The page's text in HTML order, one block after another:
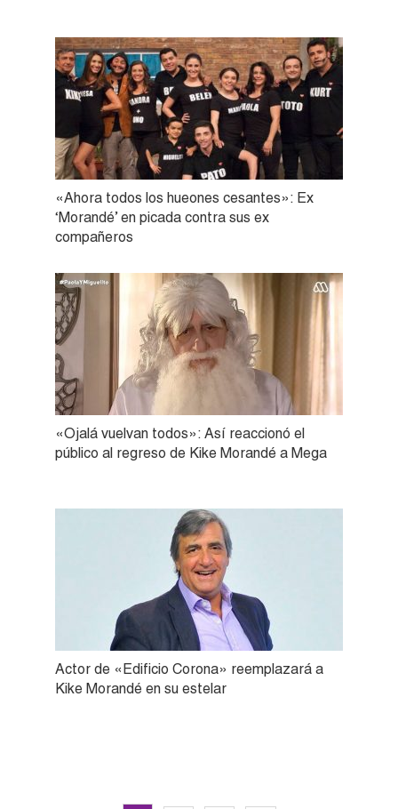
«Ahora todos los hueones cesantes»: Ex
‘Morandé’ en picada contra sus ex
compañeros
«Ojalá vuelvan todos»: Así reaccionó el
público al regreso de Kike Morandé a Mega
Actor de «Edificio Corona» reemplazará a
Kike Morandé en su estelar